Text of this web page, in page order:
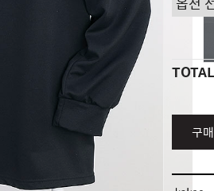
TOTAL
구